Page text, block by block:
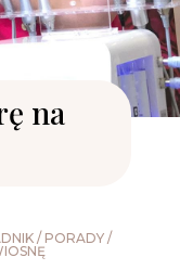
na
/ PORADY /